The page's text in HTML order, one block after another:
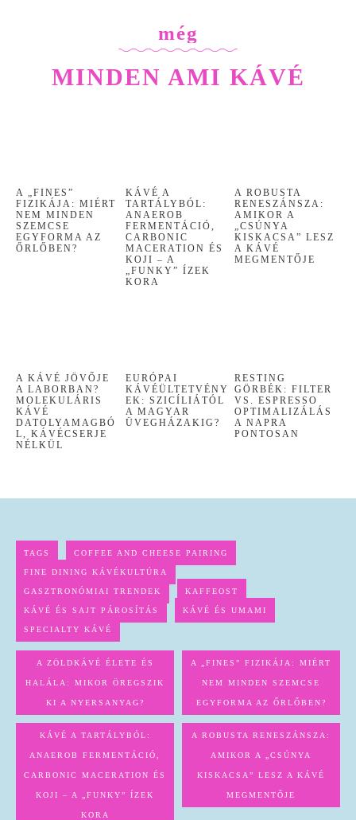
még
MINDEN AMI KÁVÉ
A „FINES”
FIZIKÁJA: MIÉRT
NEM MINDEN
SZEMCSE
EGYFORMA AZ
ŐRLŐBEN?
KÁVÉ A
TARTÁLYBÓL:
ANAEROB
FERMENTÁCIÓ,
CARBONIC
MACERATION ÉS
KOJI – A
„FUNKY” ÍZEK
KORA
A ROBUSTA
RENESZÁNSZA:
AMIKOR A
„CSÚNYA
KISKACSA” LESZ
A KÁVÉ
MEGMENTŐJE
A KÁVÉ JÖVŐJE
A LABORBAN?
MOLEKULÁRIS
KÁVÉ
DATOLYAMAGBÓ
L, KÁVÉCSERJE
NÉLKÜL
EURÓPAI
KÁVÉÜLTETVÉNY
EK: SZICÍLIÁTÓL
A MAGYAR
ÜVEGHÁZAKIG?
RESTING
GÖRBÉK: FILTER
VS. ESPRESSO
OPTIMALIZÁLÁS
A NAPRA
PONTOSAN
TAGS COFFEE AND CHEESE PAIRING
FINE DINING KÁVÉKULTÚRA
GASZTRONÓMIAI TRENDEK KAFFEOST
KÁVÉ ÉS SAJT PÁROSÍTÁS KÁVÉ ÉS UMAMI
SPECIALTY KÁVÉ
A ZÖLDKÁVÉ ÉLETE ÉS
HALÁLA: MIKOR ÖREGSZIK
KI A NYERSANYAG?
A „FINES” FIZIKÁJA: MIÉRT
NEM MINDEN SZEMCSE
EGYFORMA AZ ŐRLŐBEN?
KÁVÉ A TARTÁLYBÓL:
ANAEROB FERMENTÁCIÓ,
CARBONIC MACERATION ÉS
KOJI – A „FUNKY” ÍZEK
KORA
A ROBUSTA RENESZÁNSZA:
AMIKOR A „CSÚNYA
KISKACSA” LESZ A KÁVÉ
MEGMENTŐJE